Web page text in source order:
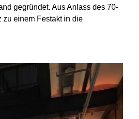
gegründet. Aus Anlass des 70-
zu einem Festakt in die